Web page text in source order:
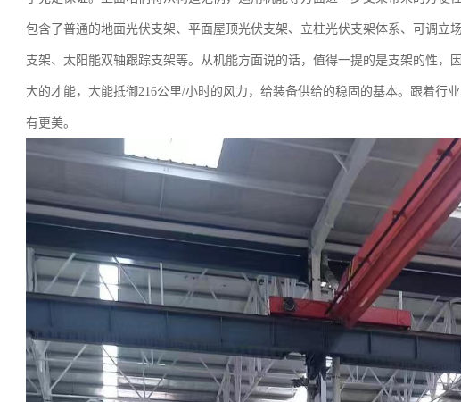
包含了普通的地面光伏支架、平面屋顶光伏支架、立柱光伏支架体系、可调立
支架、太阳能双轴跟踪支架等。从机能方面说的话，值得一提的是支架的性，
大的才能，大能抵御216公里/小时的风力，给装备供给的稳固的基本。跟着行
有更美。